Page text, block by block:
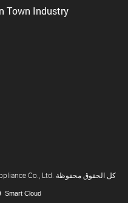
حقوق النشر © .Ningbo Penoso Electric Appliance Co., Ltd. كل الحقوق محفوظة